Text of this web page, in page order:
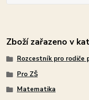
Zboží zařazeno v
Rozcestník pro rodiče
Pro ZŠ
Matematika